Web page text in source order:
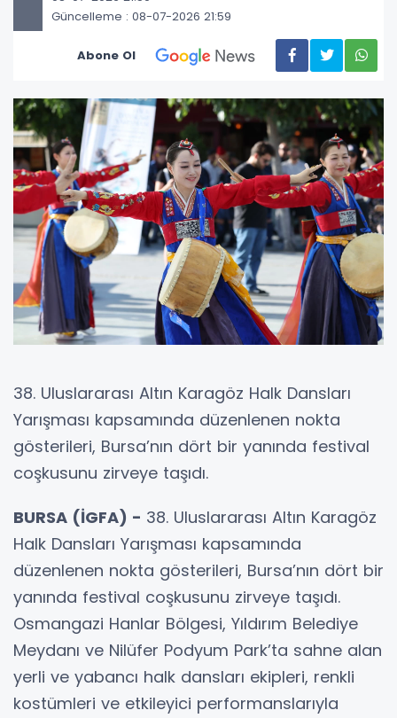
Güncelleme : 08-07-2026 21:59
Abone Ol
38. Uluslararası Altın Karagöz Halk Dansları
Yarışması kapsamında düzenlenen nokta
gösterileri, Bursa’nın dört bir yanında festival
coşkusunu zirveye taşıdı.
BURSA (İGFA) - 38. Uluslararası Altın Karagöz
Halk Dansları Yarışması kapsamında
düzenlenen nokta gösterileri, Bursa’nın dört bir
yanında festival coşkusunu zirveye taşıdı.
Osmangazi Hanlar Bölgesi, Yıldırım Belediye
Meydanı ve Nilüfer Podyum Park’ta sahne alan
yerli ve yabancı halk dansları ekipleri, renkli
kostümleri ve etkileyici performanslarıyla